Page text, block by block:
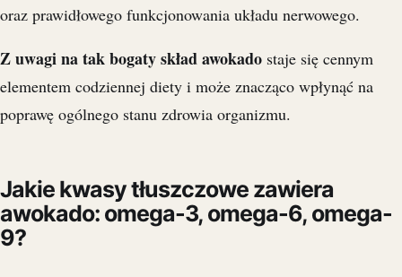
oraz prawidłowego funkcjonowania układu nerwowego.
Z uwagi na tak bogaty skład awokado staje się cennym
elementem codziennej diety i może znacząco wpłynąć na
poprawę ogólnego stanu zdrowia organizmu.
Jakie kwasy tłuszczowe zawiera
awokado: omega-3, omega-6, omega-
9?